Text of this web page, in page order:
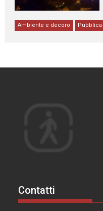
Ambiente e decoro
Contatti